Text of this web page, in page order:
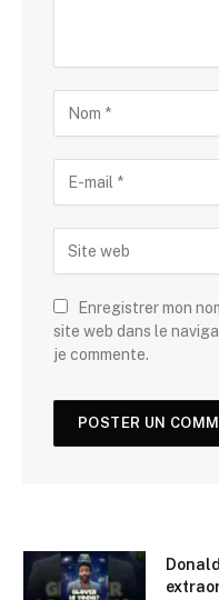
Enregistrer mon
site web dans le
je commente.